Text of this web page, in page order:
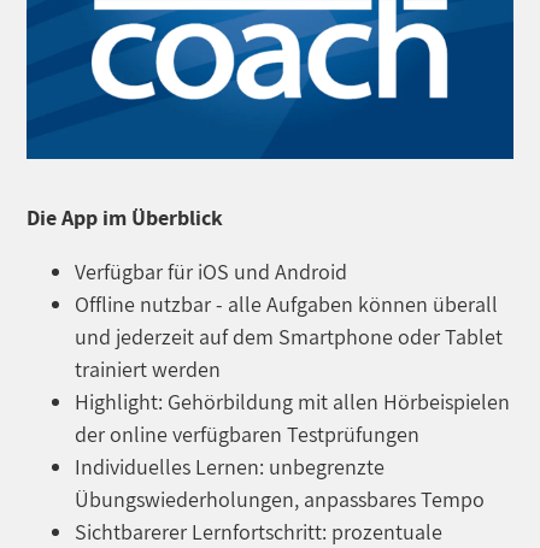
Die App im Überblick
Verfügbar für iOS und Android
Offline nutzbar - alle Aufgaben können überall
und jederzeit auf dem Smartphone oder Tablet
trainiert werden
Highlight: Gehörbildung mit allen Hörbeispielen
der online verfügbaren Testprüfungen
Individuelles Lernen: unbegrenzte
Übungswiederholungen, anpassbares Tempo
Sichtbarerer Lernfortschritt: prozentuale